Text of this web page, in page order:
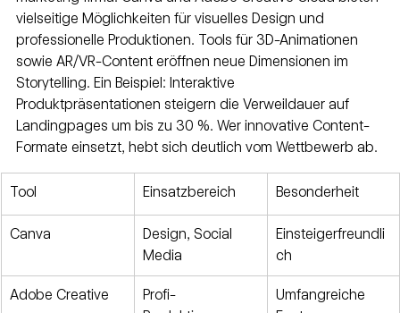
vielseitige Möglichkeiten für visuelles Design und
professionelle Produktionen. Tools für 3D-Animationen
sowie AR/VR-Content eröffnen neue Dimensionen im
Storytelling. Ein Beispiel: Interaktive
Produktpräsentationen steigern die Verweildauer auf
Landingpages um bis zu 30 %. Wer innovative Content-
Formate einsetzt, hebt sich deutlich vom Wettbewerb ab.
Tool Einsatzbereich Besonderheit
Canva
Design, Social
Media
Einsteigerfreundli
ch
Adobe Creative
Profi-
Umfangreiche